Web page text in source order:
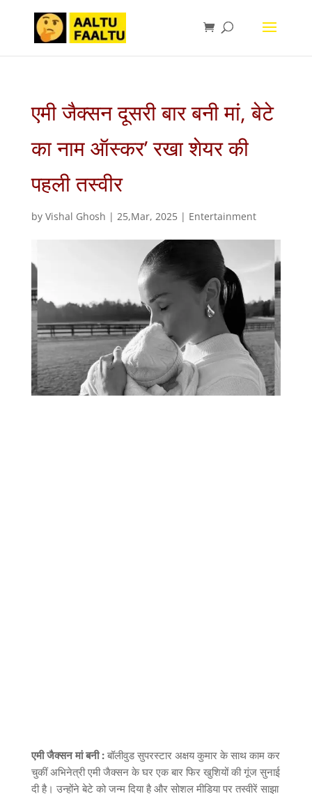
एमी जैक्सन दूसरी बार बनी मां, बेटे
का नाम ऑस्कर’ रखा शेयर की
पहली तस्वीर
by Vishal Ghosh | 25,Mar, 2025| Entertainment
एमी जैक्सन मां बनी :बॉलीवुड सुपरस्टार अक्षय कुमार के साथ काम कर
चुकीं अभिनेत्री एमी जैक्सन के घर एक बार फिर खुशियों की गूंज सुनाई
दी है। उन्होंने बेटे को जन्म दिया है और सोशल मीडिया पर तस्वीरें साझा